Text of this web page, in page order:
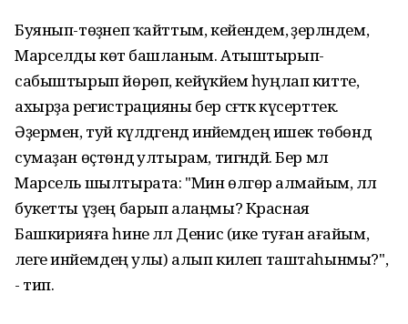
Буянып-төҙәнеп ҡайттым, кейендем, әҙерләндем,
Марселды көтә башланым. Атыштырып-
сабыштырып йөрөп, кейәүкәйем һуңлап китте,
ахырҙа регистрацияны бер сәғәткә күсерттек.
Әҙермен, туй күлдәгендә инәйемдең ишек төбөндә
сумаҙан өҫтөндә ултырам, тигәндәй. Бер мәл
Марсель шылтырата: "Мин өлгөрә алмайым, әллә
букетты үҙең барып алаңмы? Красная
Башкирияға һине әллә Денис (ике туған ағайым,
әлеге инәйемдең улы) алып килеп таштаһынмы?",
- тип.